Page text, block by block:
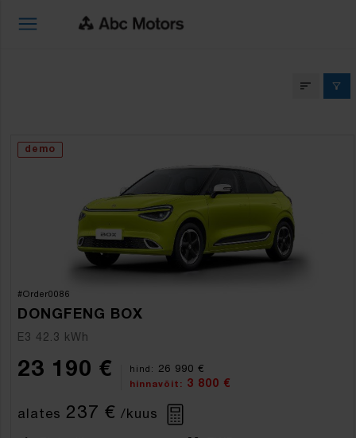
LAOAUTODE
demo
#Order0086
DONGFENG BOX
E3 42.3 kWh
23 190 € hind: 26 990 €
hinnavõit: 3 800 €
alates 237 € /kuus